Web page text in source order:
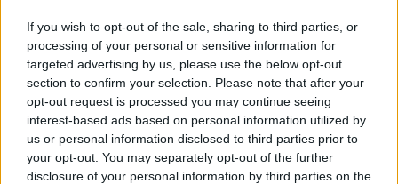
If you wish to opt-out of the sale, sharing to third parties, or
processing of your personal or sensitive information for
targeted advertising by us, please use the below opt-out
section to confirm your selection. Please note that after your
opt-out request is processed you may continue seeing
interest-based ads based on personal information utilized by
us or personal information disclosed to third parties prior to
your opt-out. You may separately opt-out of the further
disclosure of your personal information by third parties on the